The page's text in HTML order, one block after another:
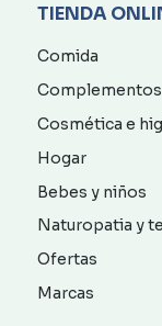
TIENDA
Comida
Complementos
Cosmética e
Hogar
Bebes y niños
Naturopatia y
Ofertas
Marcas